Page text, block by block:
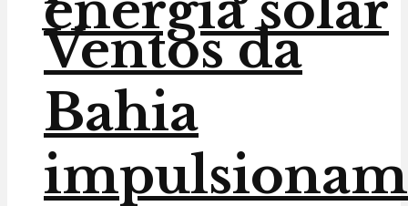
Ventos da
Bahia
impulsionam